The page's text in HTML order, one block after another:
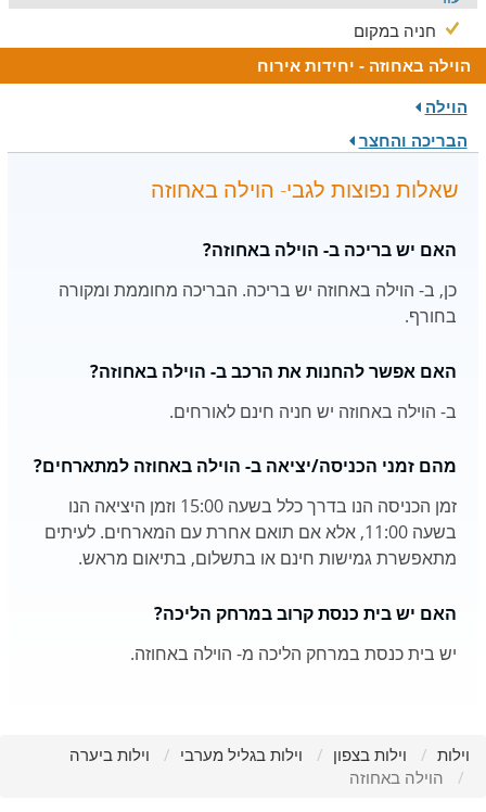
חניה במקום
הוילה באחוזה - יחידות אירוח
הוילה
הבריכה והחצר
שאלות נפוצות לגבי- הוילה באחוזה
האם יש בריכה ב- הוילה באחוזה?
כן, ב- הוילה באחוזה יש בריכה. הבריכה מחוממת ומקורה
בחורף.
האם אפשר להחנות את הרכב ב- הוילה באחוזה?
ב- הוילה באחוזה יש חניה חינם לאורחים.
מהם זמני הכניסה/יציאה ב- הוילה באחוזה למתארחים?
זמן הכניסה הנו בדרך כלל בשעה 15:00 וזמן היציאה הנו
בשעה 11:00, אלא אם תואם אחרת עם המארחים. לעיתים
מתאפשרת גמישות חינם או בתשלום, בתיאום מראש.
האם יש בית כנסת קרוב במרחק הליכה?
יש בית כנסת במרחק הליכה מ- הוילה באחוזה.
וילות וילות בצפון וילות בגליל מערבי
וילות ביערה
הוילה באחוזה